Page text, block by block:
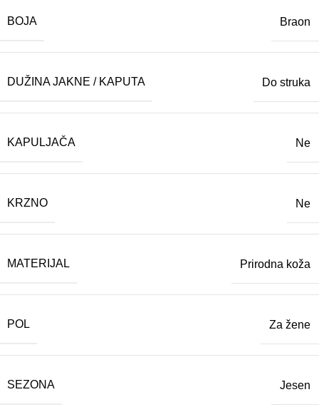
BOJA Braon
DUŽINA JAKNE / KAPUTA Do struka
KAPULJAČA Ne
KRZNO Ne
MATERIJAL Prirodna koža
POL Za žene
SEZONA Jesen